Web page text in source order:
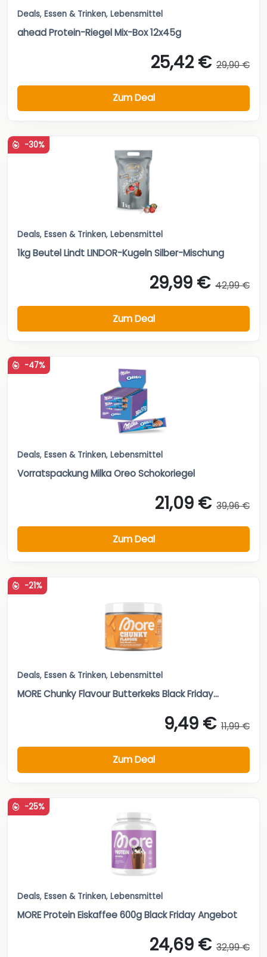
Deals, Essen & Trinken, Lebensmittel
ahead Protein-Riegel Mix-Box 12x45g
25,42 € 29,90 €
Zum Deal
-30%
Deals, Essen & Trinken, Lebensmittel
1kg Beutel Lindt LINDOR-Kugeln Silber-Mischung
29,99 € 42,99 €
Zum Deal
-47%
Deals, Essen & Trinken, Lebensmittel
Vorratspackung Milka Oreo Schokoriegel
21,09 € 39,96 €
Zum Deal
-21%
Deals, Essen & Trinken, Lebensmittel
MORE Chunky Flavour Butterkeks Black Friday...
9,49 € 11,99 €
Zum Deal
-25%
Deals, Essen & Trinken, Lebensmittel
MORE Protein Eiskaffee 600g Black Friday Angebot
24,69 € 32,99 €